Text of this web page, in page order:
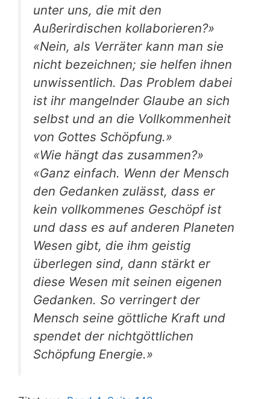
unter uns, die mit den
Außerirdischen kollaborieren?»
«Nein, als Verräter kann man sie
nicht bezeichnen; sie helfen ihnen
unwissentlich. Das Problem dabei
ist ihr mangelnder Glaube an sich
selbst und an die Vollkommenheit
von Gottes Schöpfung.»
«Wie hängt das zusammen?»
«Ganz einfach. Wenn der Mensch
den Gedanken zulässt, dass er
kein vollkommenes Geschöpf ist
und dass es auf anderen Planeten
Wesen gibt, die ihm geistig
überlegen sind, dann stärkt er
diese Wesen mit seinen eigenen
Gedanken. So verringert der
Mensch seine göttliche Kraft und
spendet der nichtgöttlichen
Schöpfung Energie.»